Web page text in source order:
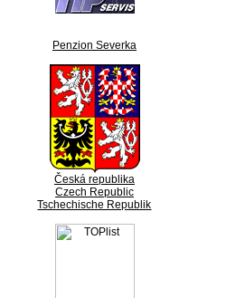
Penzion Severka
Česká republika
Czech Republic
Tschechische Republik